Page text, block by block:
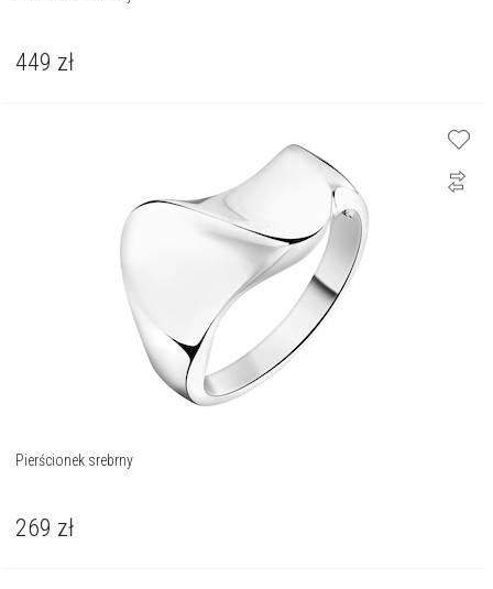
449 zł
Pierścionek srebrny
269 zł